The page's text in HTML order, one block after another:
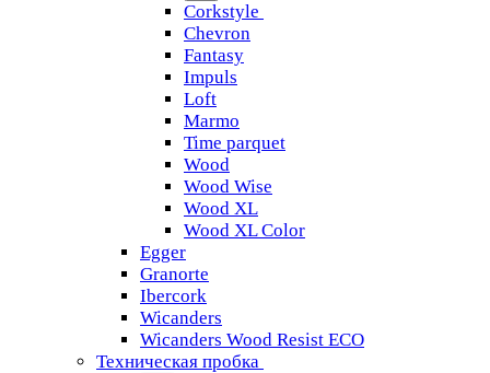
Corkstyle
Chevron
Fantasy
Impuls
Loft
Marmo
Time parquet
Wood
Wood Wise
Wood XL
Wood XL Color
Egger
Granorte
Ibercork
Wicanders
Wicanders Wood Resist ECO
Техническая пробка